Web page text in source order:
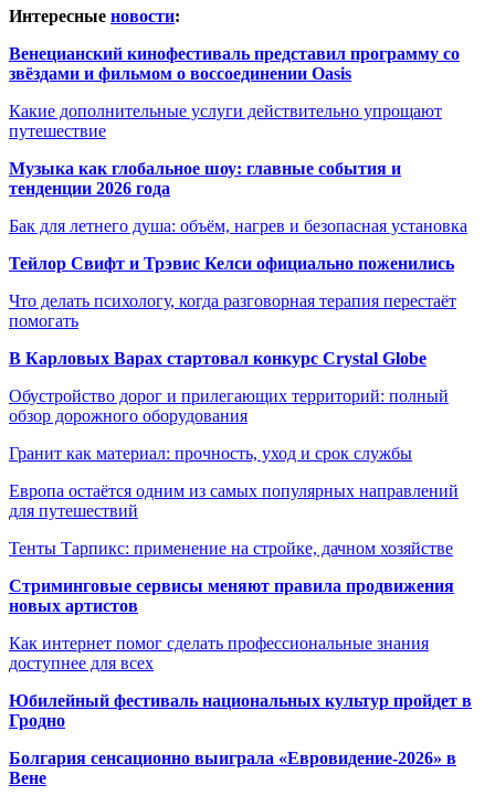
Интересные новости:
Венецианский кинофестиваль представил программу со
звёздами и фильмом о воссоединении Oasis
Какие дополнительные услуги действительно упрощают
путешествие
Музыка как глобальное шоу: главные события и
тенденции 2026 года
Бак для летнего душа: объём, нагрев и безопасная установка
Тейлор Свифт и Трэвис Келси официально поженились
Что делать психологу, когда разговорная терапия перестаёт
помогать
В Карловых Варах стартовал конкурс Crystal Globe
Обустройство дорог и прилегающих территорий: полный
обзор дорожного оборудования
Гранит как материал: прочность, уход и срок службы
Европа остаётся одним из самых популярных направлений
для путешествий
Тенты Тарпикс: применение на стройке, дачном хозяйстве
Стриминговые сервисы меняют правила продвижения
новых артистов
Как интернет помог сделать профессиональные знания
доступнее для всех
Юбилейный фестиваль национальных культур пройдет в
Гродно
Болгария сенсационно выиграла «Евровидение-2026» в
Вене